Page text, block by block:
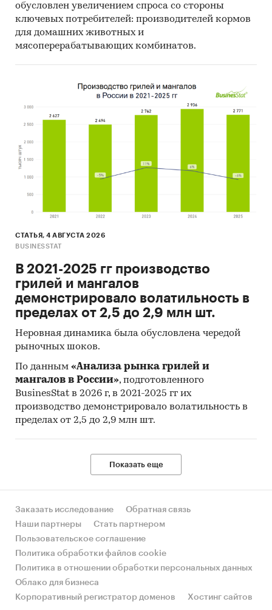
обусловлен увеличением спроса со стороны
ключевых потребителей: производителей кормов
для домашних животных и
мясоперерабатывающих комбинатов.
СТАТЬЯ, 4 АВГУСТА 2026
BUSINESSTAT
В 2021-2025 гг производство
грилей и мангалов
демонстрировало волатильность в
пределах от 2,5 до 2,9 млн шт.
Неровная динамика была обусловлена чередой
рыночных шоков.
По данным «Анализа рынка грилей и
мангалов в России», подготовленного
BusinesStat в 2026 г, в 2021-2025 гг их
производство демонстрировало волатильность в
пределах от 2,5 до 2,9 млн шт.
Показать еще
Заказать исследование
Обратная связь
Наши партнеры
Стать партнером
Пользовательское соглашение
Политика обработки файлов cookie
Политика в отношении обработки персональных данных
Облако для бизнеса
Корпоративный регистратор доменов
Хостинг сайтов